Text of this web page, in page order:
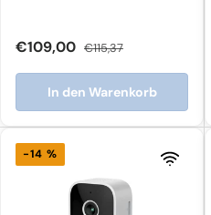
€109,00 €115,37
In den Warenkorb
-14 %